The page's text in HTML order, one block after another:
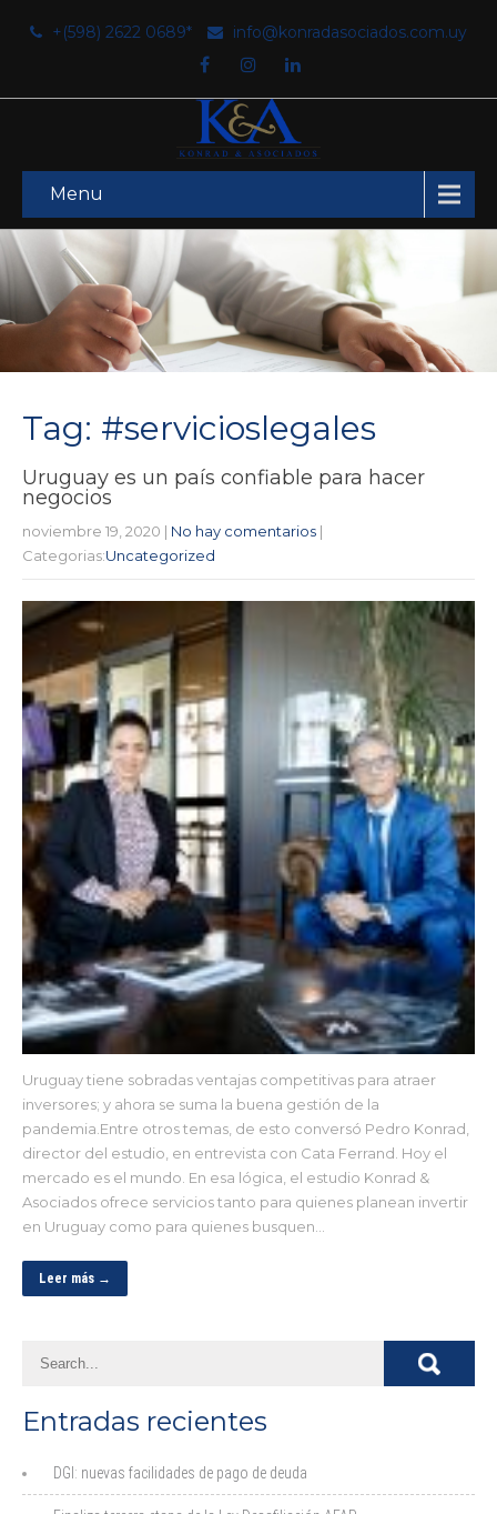
+(598) 2622 0689* info@konradasociados.com.uy
Menu
Tag: #servicioslegales
Uruguay es un país confiable para hacer
negocios
noviembre 19, 2020 | No hay comentarios |
Categorias:Uncategorized
Uruguay tiene sobradas ventajas competitivas para atraer
inversores; y ahora se suma la buena gestión de la
pandemia.Entre otros temas, de esto conversó Pedro Konrad,
director del estudio, en entrevista con Cata Ferrand. Hoy el
mercado es el mundo. En esa lógica, el estudio Konrad &
Asociados ofrece servicios tanto para quienes planean invertir
en Uruguay como para quienes busquen…
Leer más →
Entradas recientes
DGI: nuevas facilidades de pago de deuda